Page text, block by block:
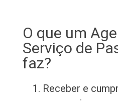
O que um
Serviço de
faz?
Receber e